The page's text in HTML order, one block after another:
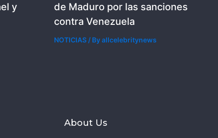
y
de Maduro por las sanciones
contra Venezuela
NOTICIAS/ Byallcelebritynews
About Us